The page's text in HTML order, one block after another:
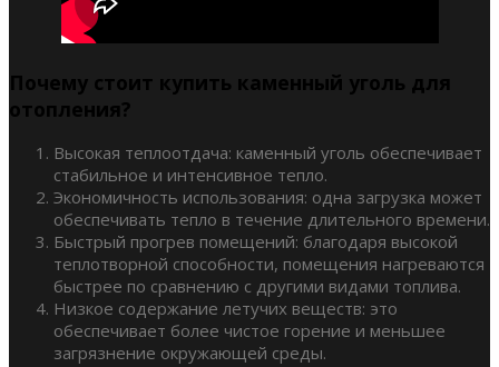
Почему стоит купить каменный уголь для
отопления?
Высокая теплоотдача: каменный уголь обеспечивает
стабильное и интенсивное тепло.
Экономичность использования: одна загрузка может
обеспечивать тепло в течение длительного времени.
Быстрый прогрев помещений: благодаря высокой
теплотворной способности, помещения нагреваются
быстрее по сравнению с другими видами топлива.
Низкое содержание летучих веществ: это
обеспечивает более чистое горение и меньшее
загрязнение окружающей среды.